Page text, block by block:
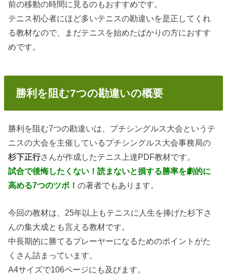
前の移動の時間に見るのもおすすめです。
テニス初心者にほど多いテニスの勘違いを是正してくれ
る教材なので、まだテニスを始めたばかりの方におすす
めです。
勝利を阻む7つの勘違いの概要
勝利を阻む7つの勘違いは、プチシングルス大会というテ
ニスの大会を主催しているプチシングルス大会事務局の
杉下正行さんが作成したテニス上達PDF教材です。
試合で後悔したくない！読まないと損する勝率を劇的に
高める7つのツボ！の著者でもあります。
今回の教材は、25年以上もテニスに人生を捧げた杉下さ
んの集大成とも言える教材です。
中長期的に勝てるプレーヤーになるためのポイントがた
くさん詰まっています。
A4サイズで106ページにも及びます。